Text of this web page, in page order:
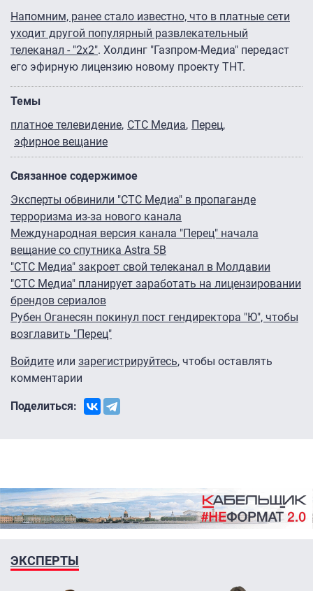
Напомним, ранее стало известно, что в платные сети
уходит другой популярный развлекательный
телеканал - "2х2". Холдинг "Газпром-Медиа" передаст
его эфирную лицензию новому проекту ТНТ.
Темы
платное телевидение СТС Медиа
Перец
эфирное вещание
Связанное содержимое
Эксперты обвинили "СТС Медиа" в пропаганде
терроризма из-за нового канала
Международная версия канала "Перец" начала
вещание со спутника Astra 5B
"СТС Медиа" закроет свой телеканал в Молдавии
"СТС Медиа" планирует заработать на лицензировании
брендов сериалов
Рубен Оганесян покинул пост гендиректора "Ю", чтобы
возглавить "Перец"
Войдите или зарегистрируйтесь, чтобы оставлять
комментарии
Поделиться:
ЭКСПЕРТЫ